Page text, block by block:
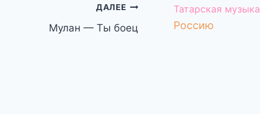
ДАЛЕЕ
Мулан — Ты боец
Татарская музыка
Россию